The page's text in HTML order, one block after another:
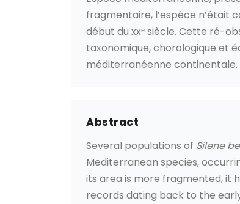
fragmentaire, l’espèce n’était
début du xxᵉ siècle. Cette ré-
taxonomique, chorologique et
méditerranéenne continentale.
Abstract
Several populations of Silene
Mediterranean species,
its area is more fragmented, it
records dating back to the